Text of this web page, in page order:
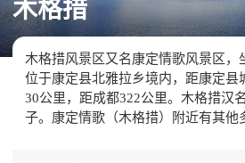
木格措
木格措风景区又名康定情歌风景区，
位于康定县北雅拉乡境内，距康定县
30公里，距成都322公里。木格措汉
子。康定情歌（木格措）附近有其